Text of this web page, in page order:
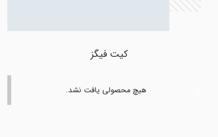
کیت فیگز
هیچ محصولی یافت نشد.